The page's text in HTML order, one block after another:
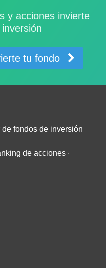
y acciones invierte
tu fondo
fondos de inversión
de acciones ∙